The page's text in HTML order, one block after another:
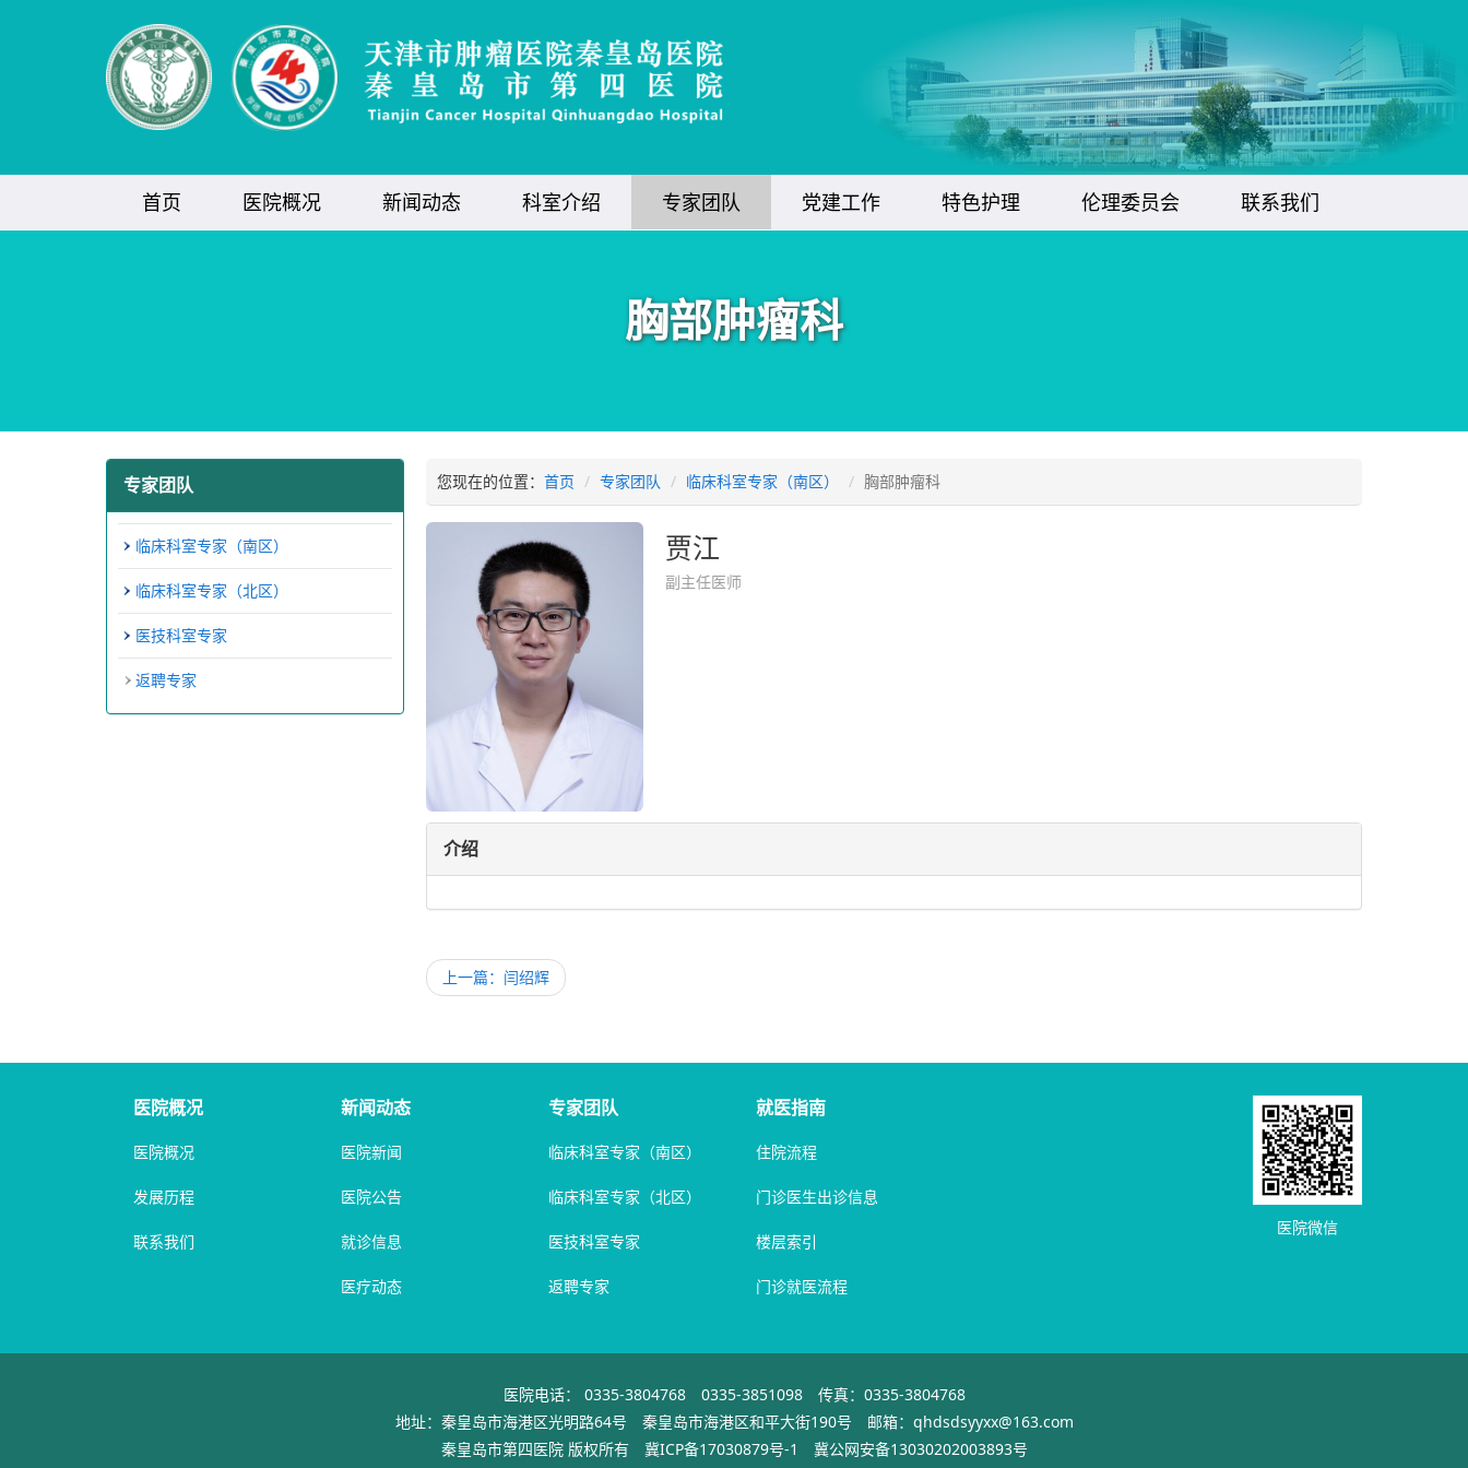
首页 医院概况 新闻动态 科室介绍 专家团队 党建工作 特色护理 伦理委员会 联系我们
胸部肿瘤科
专家团队
临床科室专家（南区）
临床科室专家（北区）
医技科室专家
返聘专家
您现在的位置： 首页 专家团队 临床科室专家（南区） 胸部肿瘤科
贾江
副主任医师
介绍
上一篇：闫绍辉
医院概况
医院概况
发展历程
联系我们
新闻动态
医院新闻
医院公告
就诊信息
医疗动态
专家团队
临床科室专家（南区）
临床科室专家（北区）
医技科室专家
返聘专家
就医指南
住院流程
门诊医生出诊信息
楼层索引
门诊就医流程
医院微信
医院电话： 0335-3804768 0335-3851098 传真：0335-3804768
地址：秦皇岛市海港区光明路64号 秦皇岛市海港区和平大街190号 邮箱：qhdsdsyyxx@163.com
秦皇岛市第四医院 版权所有 冀ICP备17030879号-1 冀公网安备13030202003893号